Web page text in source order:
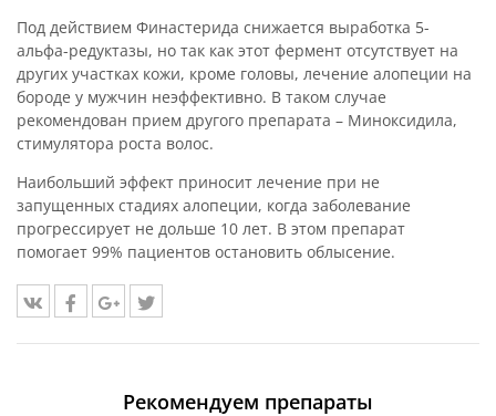
Под действием Финастерида снижается выработка 5-
альфа-редуктазы, но так как этот фермент отсутствует на
других участках кожи, кроме головы, лечение алопеции на
бороде у мужчин неэффективно. В таком случае
рекомендован прием другого препарата – Миноксидила,
стимулятора роста волос.
Наибольший эффект приносит лечение при не
запущенных стадиях алопеции, когда заболевание
прогрессирует не дольше 10 лет. В этом препарат
помогает 99% пациентов остановить облысение.
Рекомендуем препараты